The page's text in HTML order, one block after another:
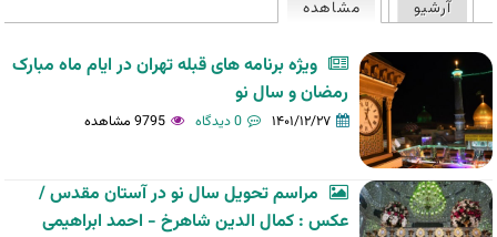
اولیه
آرشیو مشاهده
ویژه برنامه های قبله تهران در ایام ماه مبارک
رمضان و سال نو
۱۴۰۱/۱۲/۲۷ 0 دیدگاه 9795 مشاهده
مراسم تحویل سال نو در آستان مقدس /
عکس : کمال الدین شاهرخ - احمد ابراهیمی